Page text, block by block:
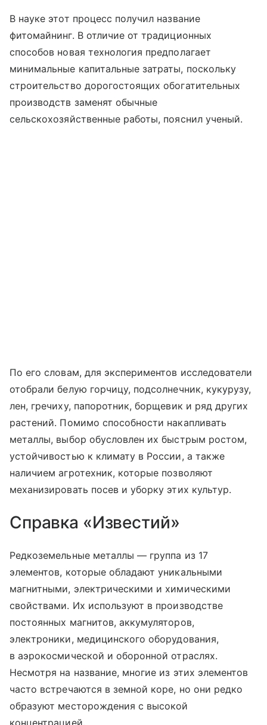
В науке этот процесс получил название
фитомайнинг. В отличие от традиционных
способов новая технология предполагает
минимальные капитальные затраты, поскольку
строительство дорогостоящих обогатительных
производств заменят обычные
сельскохозяйственные работы, пояснил ученый.
По его словам, для экспериментов исследователи
отобрали белую горчицу, подсолнечник, кукурузу,
лен, гречиху, папоротник, борщевик и ряд других
растений. Помимо способности накапливать
металлы, выбор обусловлен их быстрым ростом,
устойчивостью к климату в России, а также
наличием агротехник, которые позволяют
механизировать посев и уборку этих культур.
Справка «Известий»
Редкоземельные металлы — группа из 17
элементов, которые обладают уникальными
магнитными, электрическими и химическими
свойствами. Их используют в производстве
постоянных магнитов, аккумуляторов,
электроники, медицинского оборудования,
в аэрокосмической и оборонной отраслях.
Несмотря на название, многие из этих элементов
часто встречаются в земной коре, но они редко
образуют месторождения с высокой